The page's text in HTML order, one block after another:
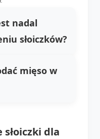
nadal
słoiczków?
mięso w
dla